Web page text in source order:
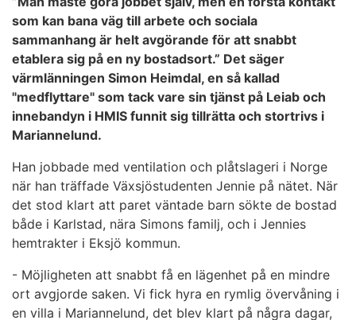
som kan bana väg till arbete och sociala
sammanhang är helt avgörande för att snabbt
etablera sig på en ny bostadsort.” Det säger
värmlänningen Simon Heimdal, en så kallad
"medflyttare" som tack vare sin tjänst på Leiab och
innebandyn i HMIS funnit sig tillrätta och stortrivs i
Mariannelund.
Han jobbade med ventilation och plåtslageri i Norge
när han träffade Växsjöstudenten Jennie på nätet. När
det stod klart att paret väntade barn sökte de bostad
både i Karlstad, nära Simons familj, och i Jennies
hemtrakter i Eksjö kommun.
- Möjligheten att snabbt få en lägenhet på en mindre
ort avgjorde saken. Vi fick hyra en rymlig övervåning i
en villa i Mariannelund, det blev klart på några dagar,